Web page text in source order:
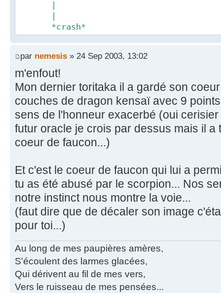
*crash*
par nemesis » 24 Sep 2003, 13:02
m'enfout!
Mon dernier toritaka il a gardé son
couches de dragon kensaï avec 9
sens de l'honneur exacerbé (oui
futur oracle je crois par dessus mais il a
coeur de faucon...)
Et c'est le coeur de faucon qui lui a
tu as été abusé par le scorpion... Nos
notre instinct nous montre la voie...
(faut dire que de décaler son image
pour toi...)
Au long de mes paupières amères,
S'écoulent des larmes glacées,
Qui dérivent au fil de mes vers,
Vers le ruisseau de mes pensées...